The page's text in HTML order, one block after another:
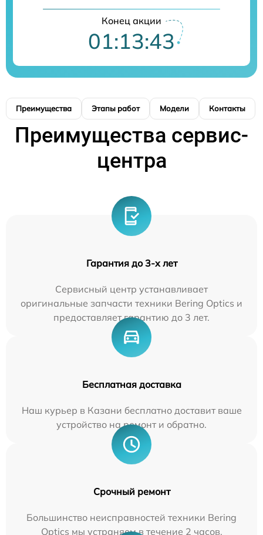
Конец акции
01:13:42
Преимущества Этапы работ Модели Контакты
Преимущества сервис-
центра
Гарантия до 3-х лет
Сервисный центр устанавливает
оригинальные запчасти техники Bering Optics и
предоставляет гарантию до 3 лет.
Бесплатная доставка
Наш курьер в Казани бесплатно доставит ваше
устройство на ремонт и обратно.
Срочный ремонт
Большинство неисправностей техники Bering
Optics мы устраняем в течение 2 часов.